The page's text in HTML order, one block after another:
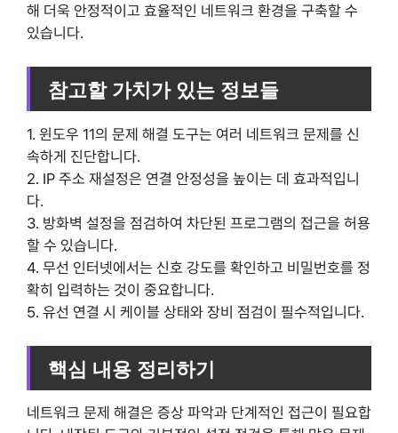
해 더욱 안정적이고 효율적인 네트워크 환경을 구축할 수
있습니다.
참고할 가치가 있는 정보들
1. 윈도우 11의 문제 해결 도구는 여러 네트워크 문제를 신
속하게 진단합니다.
2. IP 주소 재설정은 연결 안정성을 높이는 데 효과적입니
다.
3. 방화벽 설정을 점검하여 차단된 프로그램의 접근을 허용
할 수 있습니다.
4. 무선 인터넷에서는 신호 강도를 확인하고 비밀번호를 정
확히 입력하는 것이 중요합니다.
5. 유선 연결 시 케이블 상태와 장비 점검이 필수적입니다.
핵심 내용 정리하기
네트워크 문제 해결은 증상 파악과 단계적인 접근이 필요합